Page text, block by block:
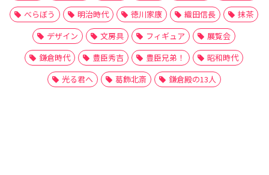
べらぼう
明治時代 徳川家康 織田信長
抹茶
デザイン
文房具 フィギュア
展覧会
鎌倉時代
豊臣秀吉 豊臣兄弟！
昭和時代
光る君へ
葛飾北斎 鎌倉殿の13人